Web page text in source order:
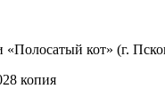
«Полосатый кот» (г.